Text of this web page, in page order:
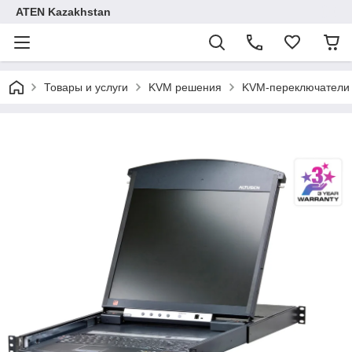
ATEN Kazakhstan
Товары и услуги KVM решения KVM-